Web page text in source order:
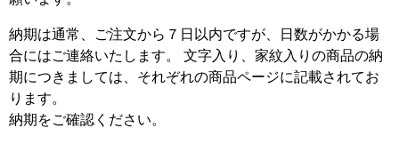
納期は通常、ご注文から７日以内ですが、日数がかかる場
合にはご連絡いたします。 文字入り、家紋入りの商品の納
期につきましては、それぞれの商品ページに記載されてお
ります。
納期をご確認ください。